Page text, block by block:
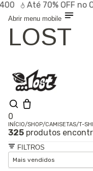
Até70% OFFno Outlet
Abrir menu mobile
LOST
0
Olá, visitante
Entrar /
Cadastrar
Shop
INÍCIO/SHOP/CAMISETAS/T-
325 produtos
FILTROS